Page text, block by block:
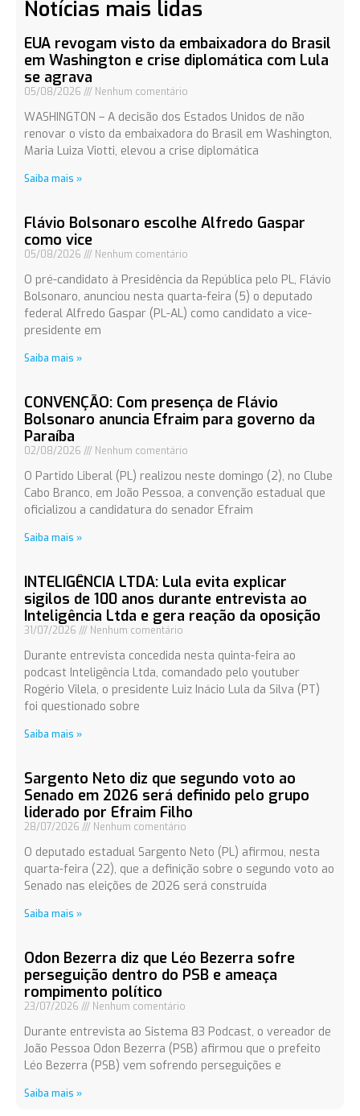
Notícias mais lidas
EUA revogam visto da embaixadora do Brasil
em Washington e crise diplomática com Lula
se agrava
05/08/2026 Nenhum comentário
WASHINGTON – A decisão dos Estados Unidos de não
renovar o visto da embaixadora do Brasil em Washington,
Maria Luiza Viotti, elevou a crise diplomática
Saiba mais »
Flávio Bolsonaro escolhe Alfredo Gaspar
como vice
05/08/2026 Nenhum comentário
O pré-candidato à Presidência da República pelo PL, Flávio
Bolsonaro, anunciou nesta quarta-feira (5) o deputado
federal Alfredo Gaspar (PL-AL) como candidato a vice-
presidente em
Saiba mais »
CONVENÇÃO: Com presença de Flávio
Bolsonaro anuncia Efraim para governo da
Paraíba
02/08/2026 Nenhum comentário
O Partido Liberal (PL) realizou neste domingo (2), no Clube
Cabo Branco, em João Pessoa, a convenção estadual que
oficializou a candidatura do senador Efraim
Saiba mais »
INTELIGÊNCIA LTDA: Lula evita explicar
sigilos de 100 anos durante entrevista ao
Inteligência Ltda e gera reação da oposição
31/07/2026 Nenhum comentário
Durante entrevista concedida nesta quinta-feira ao
podcast Inteligência Ltda, comandado pelo youtuber
Rogério Vilela, o presidente Luiz Inácio Lula da Silva (PT)
foi questionado sobre
Saiba mais »
Sargento Neto diz que segundo voto ao
Senado em 2026 será definido pelo grupo
liderado por Efraim Filho
28/07/2026 Nenhum comentário
O deputado estadual Sargento Neto (PL) afirmou, nesta
quarta-feira (22), que a definição sobre o segundo voto ao
Senado nas eleições de 2026 será construída
Saiba mais »
Odon Bezerra diz que Léo Bezerra sofre
perseguição dentro do PSB e ameaça
rompimento político
23/07/2026 Nenhum comentário
Durante entrevista ao Sistema 83 Podcast, o vereador de
João Pessoa Odon Bezerra (PSB) afirmou que o prefeito
Léo Bezerra (PSB) vem sofrendo perseguições e
Saiba mais »